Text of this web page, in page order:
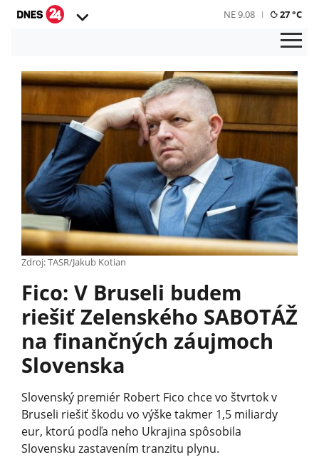
NE 9.08 27 °C
Zdroj: TASR/Jakub Kotian
Fico: V Bruseli budem
riešiť Zelenského SABOTÁŽ
na finančných záujmoch
Slovenska
Slovenský premiér Robert Fico chce vo štvrtok v
Bruseli riešiť škodu vo výške takmer 1,5 miliardy
eur, ktorú podľa neho Ukrajina spôsobila
Slovensku zastavením tranzitu plynu.